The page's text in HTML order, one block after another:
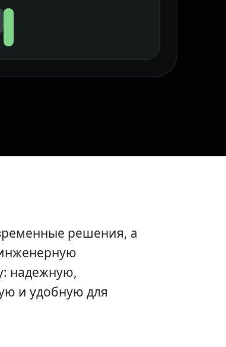
решения, а
надежную,
и удобную для